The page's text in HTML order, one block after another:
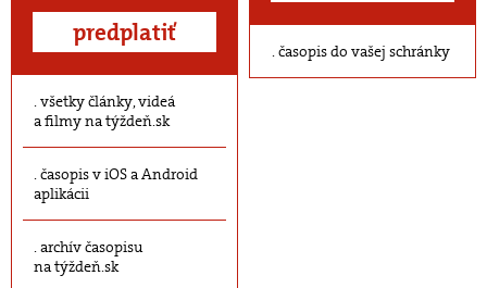
predplatiť
všetky články, videá
a filmy na týždeň.sk
časopis v iOS a Android
aplikácii
archív časopisu
na týždeň.sk
časopis do vašej schránky